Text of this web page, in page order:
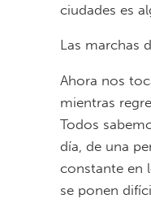
ciudades es
Las marchas
Ahora nos
mientras
Todos
día, de una
constante en
se ponen